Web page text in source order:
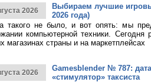
2026
Выбираем лучшие
2026 года)
такого не было, и вот опять: мы
компьютерной техники.
магазинах страны и на маркетплейсах
2026
Gamesblender № 787:
«стимулятор» таксиста